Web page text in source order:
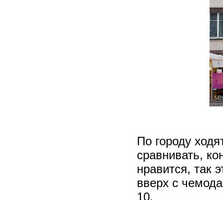
По городу
сравнивать,
нравится, так
вверх с
10.